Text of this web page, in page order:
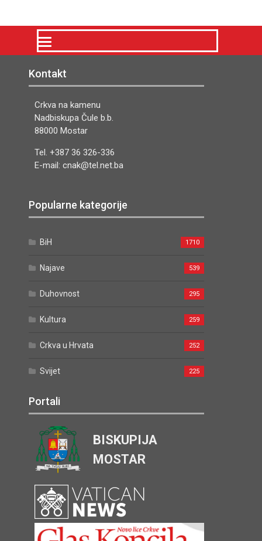
Kontakt
Crkva na kamenu
Nadbiskupa Čule b.b.
88000 Mostar
Tel. +387 36 326-336
E-mail: cnak@tel.net.ba
Popularne kategorije
BiH 1710
Najave 539
Duhovnost 295
Kultura 259
Crkva u Hrvata 252
Svijet 225
Portali
BISKUPIJA
MOSTAR